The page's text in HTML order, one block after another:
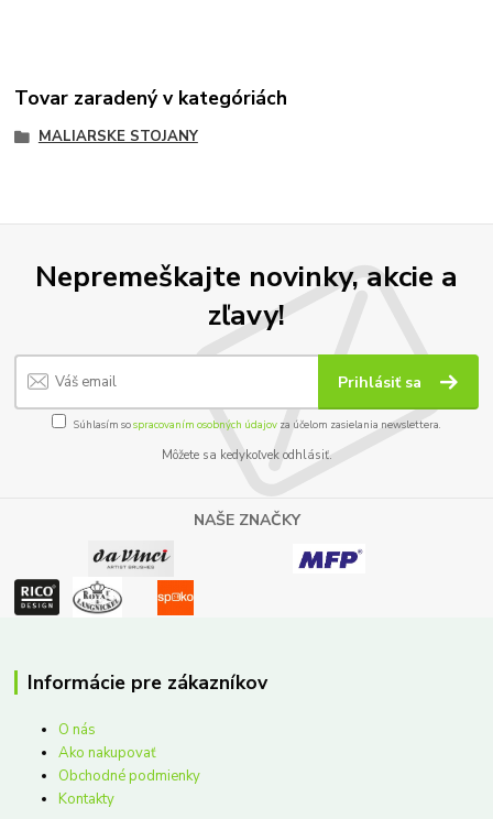
Tovar zaradený v kategóriách
MALIARSKE STOJANY
Nepremeškajte novinky, akcie a
zľavy!
Prihlásiť sa
Súhlasím sospracovaním osobných údajov za účelom zasielania newslettera.
Môžete sa kedykoľvek odhlásiť.
NAŠE ZNAČKY
Informácie pre zákazníkov
O nás
Ako nakupovať
Obchodné podmienky
Kontakty